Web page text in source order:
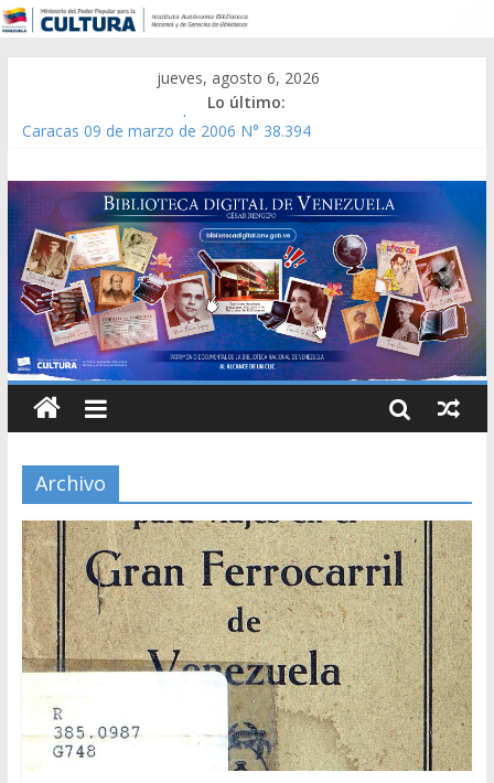
jueves, agosto 6, 2026
Lo último:
Gaceta Oficial de la República de Venezuela año CXXXIII Mes V,
Constitución, leyes y acuerdos expedidos por la Asamblea
Constituyente del Estado Lara en 1881.
Una Parálisis [material gráfico]
Modesta Bor Sánchez [material gráfico]
Archivo